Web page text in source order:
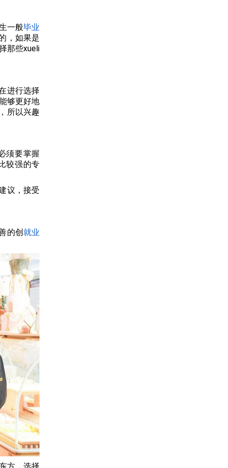
一般毕业
，如果是
那些xueli
进行选择
够更好地
所以兴趣
须要掌握
较强的专
议，接受
的创就业